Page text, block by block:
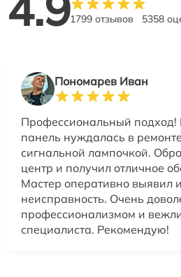
1799 отзывов 5358
Пономарев Иван
Профессиональный подход!
панель нуждалась в
сигнальной лампочкой.
центр и получил отличное
Мастер оперативно выявил
неисправность. Очень
профессионализмом и
специалиста. Рекомендую!